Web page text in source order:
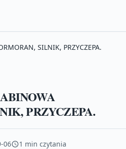
SILNIK, PRZYCZEPA.
PRZYCZEPA.
06 1 min czytania